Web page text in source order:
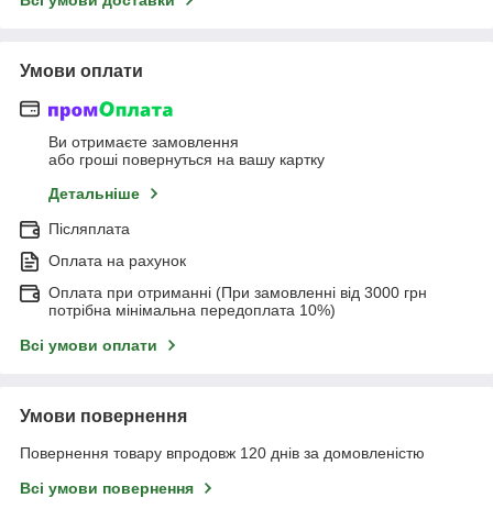
Умови оплати
Ви отримаєте замовлення
або гроші повернуться на вашу картку
Детальніше
Післяплата
Оплата на рахунок
Оплата при отриманні (При замовленні від 3000 грн
потрібна мінімальна передоплата 10%)
Всі умови оплати
Умови повернення
Повернення товару впродовж 120 днів за домовленістю
Всі умови повернення